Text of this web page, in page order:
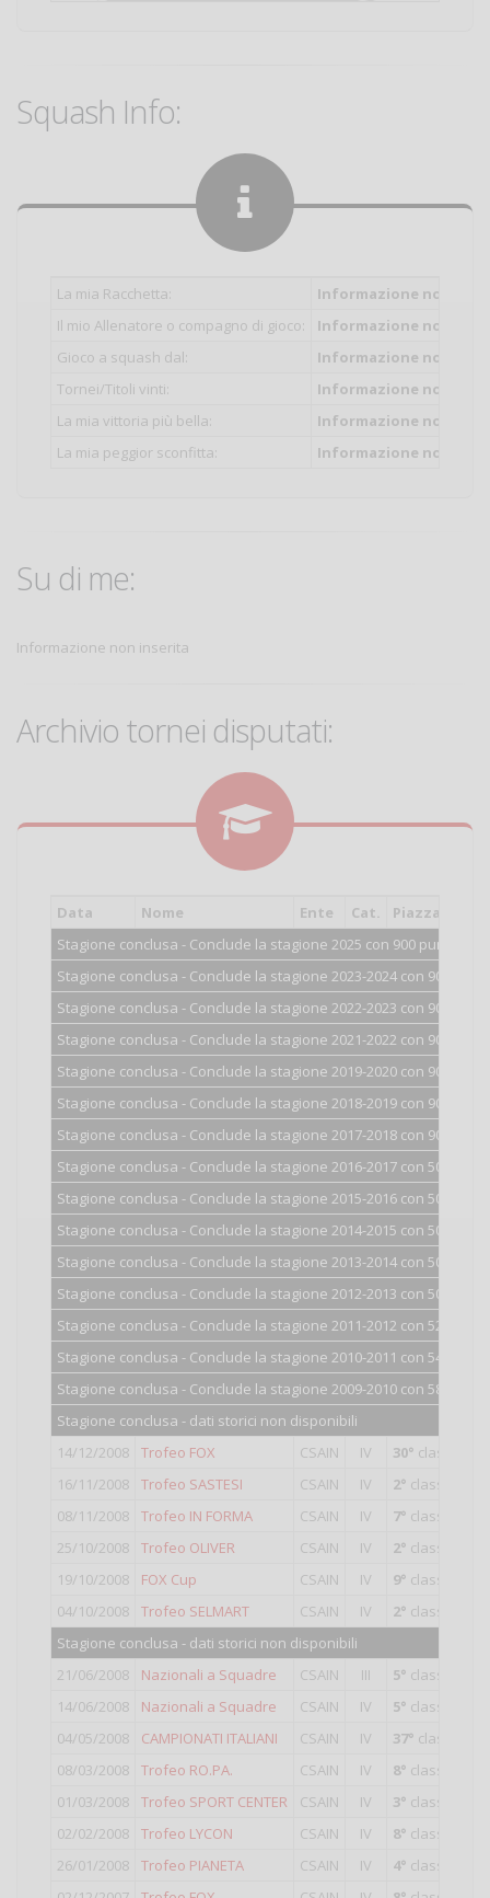
Squash Info:
La mia Racchetta:
Informazione non
Il mio Allenatore o compagno di gioco:
Informazione non
Gioco a squash dal:
Informazione non
Tornei/Titoli vinti:
Informazione non
La mia vittoria più bella:
Informazione non
La mia peggior sconfitta:
Informazione non
Su di me:
Informazione non inserita
Archivio tornei disputati:
Data Nome Ente Cat.
Piazzamento
Stagione conclusa - Conclude la stagione 2025 con 900 punti.
Stagione conclusa - Conclude la stagione 2023-2024 con 900 punti.
Stagione conclusa - Conclude la stagione 2022-2023 con 900 punti.
Stagione conclusa - Conclude la stagione 2021-2022 con 900 punti.
Stagione conclusa - Conclude la stagione 2019-2020 con 900 punti.
Stagione conclusa - Conclude la stagione 2018-2019 con 900 punti.
Stagione conclusa - Conclude la stagione 2017-2018 con 900 punti.
Stagione conclusa - Conclude la stagione 2016-2017 con 500 punti.
Stagione conclusa - Conclude la stagione 2015-2016 con 500 punti.
Stagione conclusa - Conclude la stagione 2014-2015 con 501 punti.
Stagione conclusa - Conclude la stagione 2013-2014 con 502 punti.
Stagione conclusa - Conclude la stagione 2012-2013 con 507 punti.
Stagione conclusa - Conclude la stagione 2011-2012 con 521 punti.
Stagione conclusa - Conclude la stagione 2010-2011 con 542 punti.
Stagione conclusa - Conclude la stagione 2009-2010 con 583 punti.
Stagione conclusa - dati storici non disponibili
14/12/2008
Trofeo FOX CSAIN IV 30°
16/11/2008
Trofeo SASTESI CSAIN IV 2° classificato
08/11/2008
Trofeo IN FORMA CSAIN IV 7° classificato
25/10/2008
Trofeo OLIVER CSAIN IV 2° classificato
19/10/2008
FOX Cup CSAIN IV 9° classificato
04/10/2008
Trofeo SELMART CSAIN IV 2° classificato
Stagione conclusa - dati storici non disponibili
21/06/2008
Nazionali a Squadre CSAIN III 5° classificato
14/06/2008
Nazionali a Squadre CSAIN IV 5° classificato
04/05/2008
CAMPIONATI ITALIANI CSAIN IV 37°
08/03/2008
Trofeo RO.PA. CSAIN IV 8° classificato
01/03/2008
Trofeo SPORT CENTER CSAIN IV 3° classificato
02/02/2008
Trofeo LYCON CSAIN IV 8° classificato
26/01/2008
Trofeo PIANETA CSAIN IV 4° classificato